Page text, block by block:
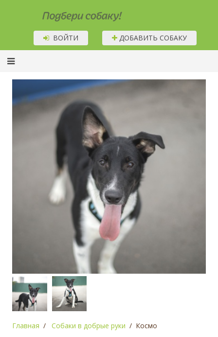
Подбери собаку!
ВОЙТИ ДОБАВИТЬ СОБАКУ
Главная Собаки в добрые руки Космо